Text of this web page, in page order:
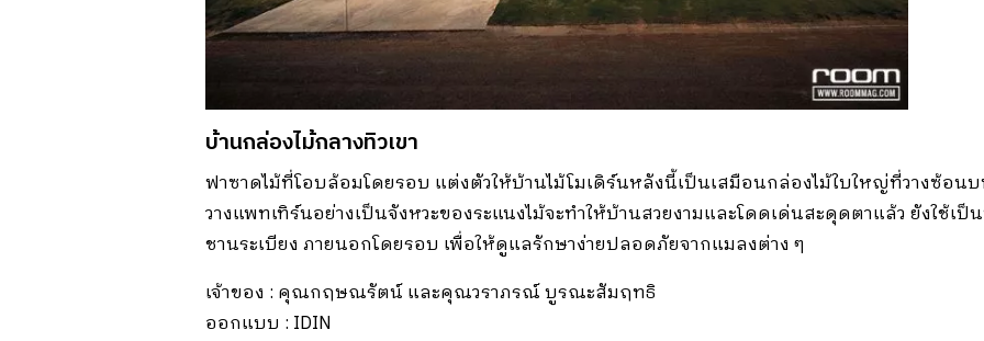
บ้านกล่องไม้กลางทิวเขา
ฟาซาดไม้ที่โอบล้อมโดยรอบ แต่งตัวให้บ้านไม้โมเดิร์นหลังนี้เป็นเสมือนกล่องไม้ใบใหญ่ที่วางซ้อ
วางแพทเทิร์นอย่างเป็นจังหวะของระแนงไม้จะทำให้บ้านสวยงามและโดดเด่นสะดุดตาแล้ว ยังใช้
ชานระเบียง ภายนอกโดยรอบ เพื่อให้ดูแลรักษาง่ายปลอดภัยจากแมลงต่าง ๆ
เจ้าของ : คุณกฤษณรัตน์ และคุณวราภรณ์ บูรณะสัมฤทธิ
ออกแบบ : IDIN